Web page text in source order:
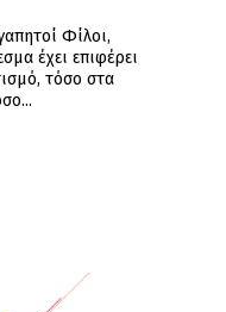
Φίλοι,
έχει επιφέρει
τόσο στα